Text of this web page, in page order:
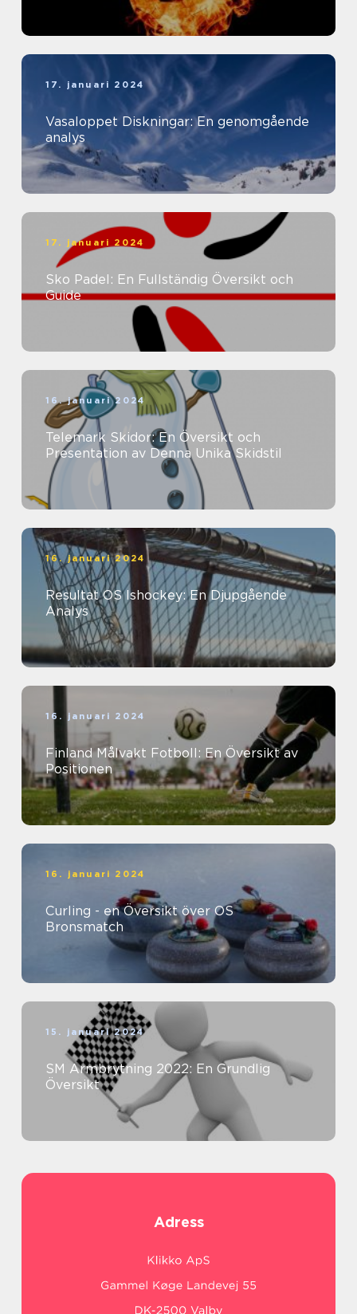
17. januari 2024
Vasaloppet Diskningar: En genomgående
analys
17. januari 2024
Sko Padel: En Fullständig Översikt och
Guide
16. januari 2024
Telemark Skidor: En Översikt och
Presentation av Denna Unika Skidstil
16. januari 2024
Resultat OS Ishockey: En Djupgående
Analys
16. januari 2024
Finland Målvakt Fotboll: En Översikt av
Positionen
16. januari 2024
Curling - en Översikt över OS
Bronsmatch
15. januari 2024
SM Armbrytning 2022: En Grundlig
Översikt
Adress